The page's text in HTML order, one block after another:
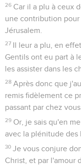
26 Car il a plu à ceux
une contribution pour
Jérusalem.
27 Il leur a plu, en
Gentils ont eu part à
les assister dans les
28 Après donc que
remis fidèlement ce
passant par chez vous.
29 Or, je sais qu'en
avec la plénitude des
30 Je vous conjure
Christ, et par l'amour